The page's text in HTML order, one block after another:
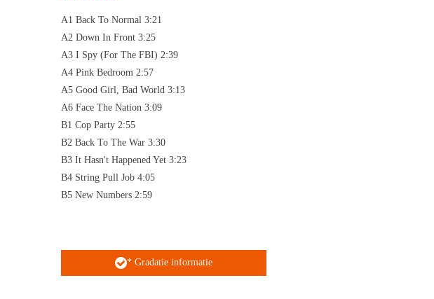
A1 Back To Normal 3:21
A2 Down In Front 3:25
A3 I Spy (For The FBI) 2:39
A4 Pink Bedroom 2:57
A5 Good Girl, Bad World 3:13
A6 Face The Nation 3:09
B1 Cop Party 2:55
B2 Back To The War 3:30
B3 It Hasn't Happened Yet 3:23
B4 String Pull Job 4:05
B5 New Numbers 2:59
* Gradatie informatie